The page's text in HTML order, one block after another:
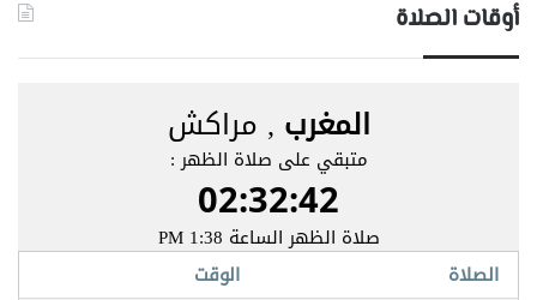
أوقات الصلاة